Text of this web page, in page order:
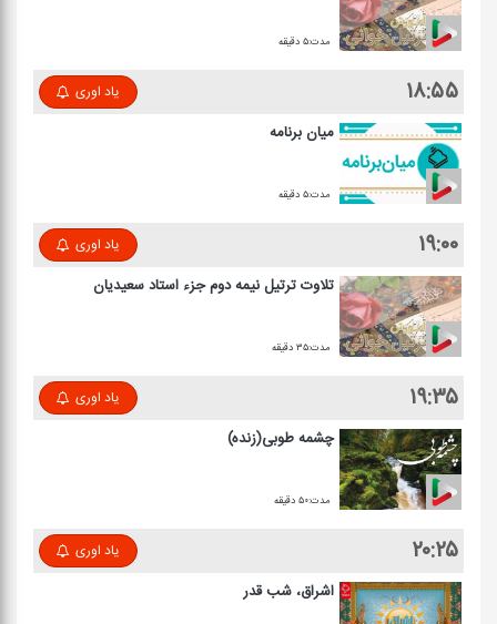
مدت:۵ دقیقه
۱۸:۵۵ یاد اوری
میان برنامه
مدت:۵ دقیقه
۱۹:۰۰ یاد اوری
تلاوت ترتیل نیمه دوم جزء استاد سعیدیان
مدت:۳۵ دقیقه
۱۹:۳۵ یاد اوری
چشمه طوبی(زنده)
مدت:۵۰ دقیقه
۲۰:۲۵ یاد اوری
اشراق، شب قدر